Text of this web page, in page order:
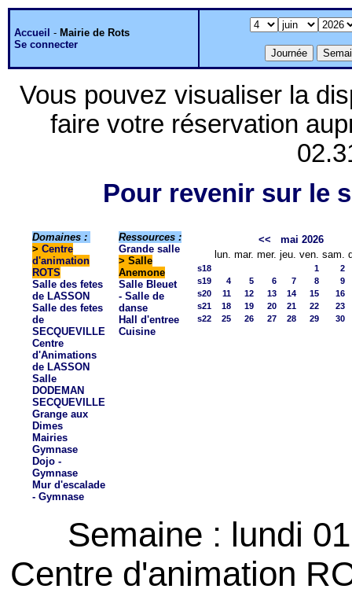
Accueil - Mairie de Rots
Se connecter
Vous pouvez visualiser la
faire votre réservation
Pour revenir sur le
Domaines :
> Centre
d'animation
ROTS
Salle des fetes
de LASSON
Salle des fetes
de
SECQUEVILLE
Centre
d'Animations
de LASSON
Salle
DODEMAN
SECQUEVILLE
Grange aux
Dimes
Mairies
Gymnase
Dojo -
Gymnase
Mur d'escalade
- Gymnase
Ressources :
Grande salle
> Salle
Anemone
Salle Bleuet
- Salle de
danse
Hall d'entree
Cuisine
<<
mai 2026
lun. mar. mer. jeu. ven. sam.
s18 1
2
s19
4 5 6 7 8
9
s20
11 12 13 14 15
16
s21
18 19 20 21 22
23
s22
25 26 27 28 29 30
Semaine : lundi
Centre d'animation